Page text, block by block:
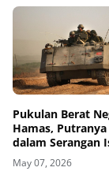
Pukulan Berat
Hamas, Putranya
dalam Serangan
May 07, 2026